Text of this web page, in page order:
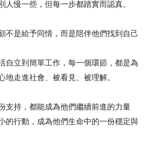
人慢一些，但每一步都踏實而認真。
不是給予同情，而是陪伴他們找到自己
自立到簡單工作，每一個環節，都是為
地走進社會、被看見、被理解。
支持，都能成為他們繼續前進的力量
的行動，成為他們生命中的一份穩定與